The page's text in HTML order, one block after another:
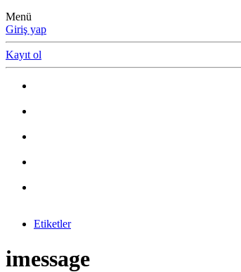
Menü
Giriş yap
Kayıt ol
Etiketler
imessage